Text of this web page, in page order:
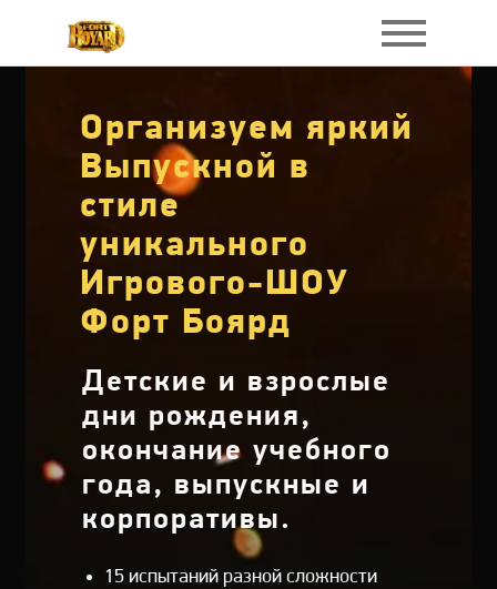
Организуем яркий
Выпускной в
стиле
уникального
Игрового-ШОУ
Форт Боярд
Детские и взрослые
дни рождения,
окончание учебного
года, выпускные и
корпоративы.
15 испытаний разной сложности